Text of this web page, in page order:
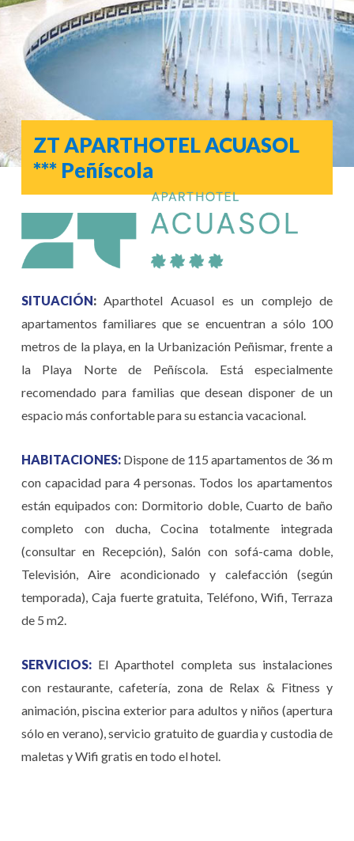
ZT APARTHOTEL ACUASOL
*** Peñíscola
SITUACIÓN:Aparthotel Acuasol es un complejo de
apartamentos familiares que se encuentran a sólo 100
metros de la playa, en la Urbanización Peñismar, frente a
la Playa Norte de Peñíscola. Está especialmente
recomendado para familias que desean disponer de un
espacio más confortable para su estancia vacacional.
HABITACIONES: Dispone de 115 apartamentos de 36 m
con capacidad para 4 personas. Todos los apartamentos
están equipados con: Dormitorio doble, Cuarto de baño
completo con ducha, Cocina totalmente integrada
(consultar en Recepción), Salón con sofá-cama doble,
Televisión, Aire acondicionado y calefacción (según
temporada), Caja fuerte gratuita, Teléfono, Wifi, Terraza
de 5 m2.
SERVICIOS: El Aparthotel completa sus instalaciones
con restaurante, cafetería, zona de Relax & Fitness y
animación, piscina exterior para adultos y niños (apertura
sólo en verano), servicio gratuito de guardia y custodia de
maletas y Wifi gratis en todo el hotel.